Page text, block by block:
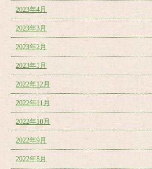
2023年4月
2023年3月
2023年2月
2023年1月
2022年12月
2022年11月
2022年10月
2022年9月
2022年8月